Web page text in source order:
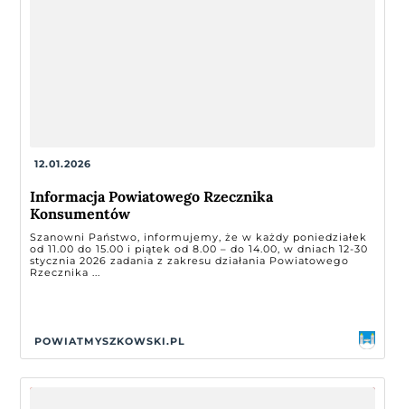
12.01.2026
Informacja Powiatowego Rzecznika
Konsumentów
Szanowni Państwo, informujemy, że w każdy poniedziałek
od 11.00 do 15.00 i piątek od 8.00 – do 14.00, w dniach 12-30
stycznia 2026 zadania z zakresu działania Powiatowego
Rzecznika ...
POWIATMYSZKOWSKI.PL